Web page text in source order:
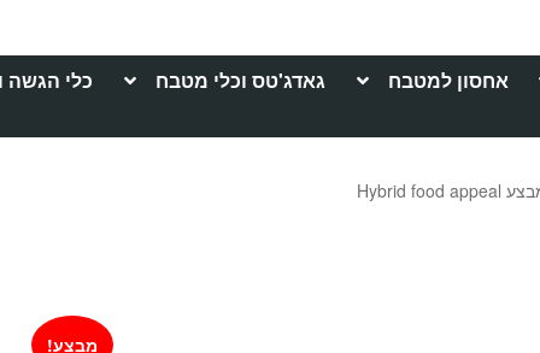
אחסון למטבח גאדג'טס וכלי מטבח כלי הגשה
מבצע!